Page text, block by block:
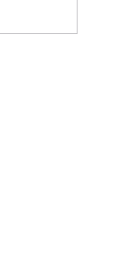
Kahvaltı